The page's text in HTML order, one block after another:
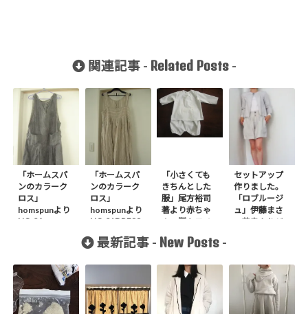
関連記事 - Related Posts-
「ホームスパ
ンのカラーク
ロス」
homspunより
NO.04
「ホームスパ
ンのカラーク
ロス」
homspunより
NO.01DRESS
「小さくても
きちんとした
服」尾方裕司
著より赤ちゃ
んの服キモノ
ツを作りまし
セットアップ
作りました。
「ロブルージ
ュ」伊藤まさ
こ著書よりジ
最新記事 - New Posts -